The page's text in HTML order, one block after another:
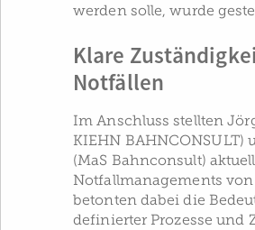
werden solle, wurde
Klare
Notfällen
Im Anschluss stellten
KIEHN BAHNCONSULT)
(MaS Bahnconsult)
Notfallmanagements von
betonten dabei die
definierter Prozesse und